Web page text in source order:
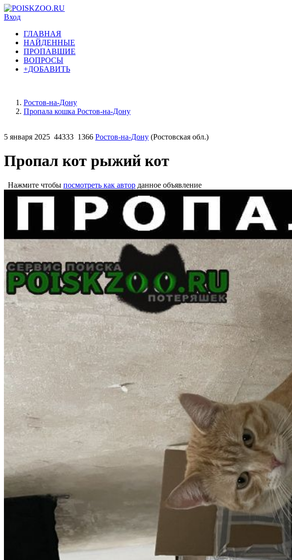
Вход
ГЛАВНАЯ
НАЙДЕННЫЕ
ПРОПАВШИЕ
ВОПРОСЫ
+ДОБАВИТЬ
Ростов-на-Дону
Пропала кошка Ростов-на-Дону
5 января 2025 44333 1366 Ростов-на-Дону (Ростовская обл.)
Пропал кот рыжий кот
Нажмите чтобы посмотреть как автор данное объявление